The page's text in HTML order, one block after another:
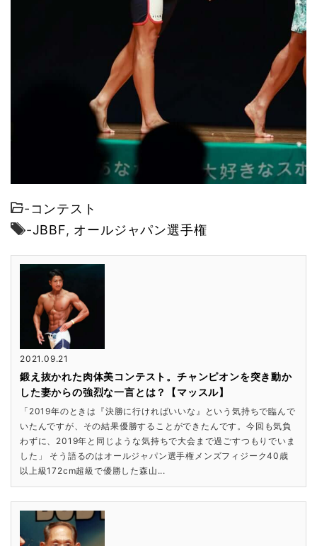
-コンテスト
-JBBF, オールジャパン選手権
2021.09.21
鍛え抜かれた肉体美コンテスト。チャンピオンを突き動か
した妻からの強烈な一言とは？【マッスル】
「2019年のときは『決勝に行ければいいな』という気持ちで臨んで
いたんですが、その結果優勝することができたんです。今回も気負
わずに、2019年と同じような気持ちで大会まで過ごすつもりでいま
した」 そう語るのはオールジャパン選手権メンズフィジーク40歳
以上級172cm超級で優勝した森山...